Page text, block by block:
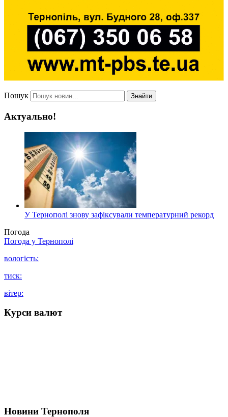
Пошук Знайти
Актуально!
У Тернополі знову зафіксували температурний рекорд
Погода
Погода у Тернополі
вологість:
тиск:
вітер:
Курси валют
Новини Тернополя